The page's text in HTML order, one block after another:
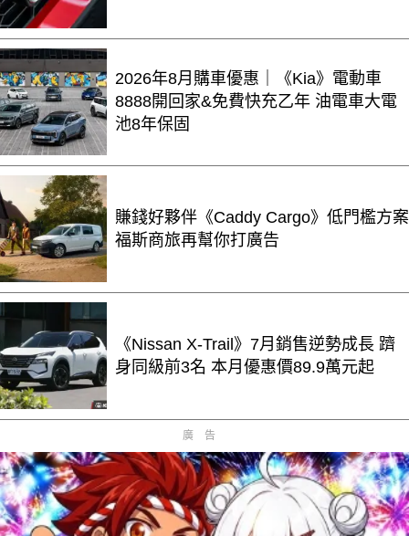
2026年8月購車優惠｜《Kia》電動車
8888開回家&免費快充乙年 油電車大電
池8年保固
賺錢好夥伴《Caddy Cargo》低門檻方案
福斯商旅再幫你打廣告
《Nissan X-Trail》7月銷售逆勢成長 躋
身同級前3名 本月優惠價89.9萬元起
廣告